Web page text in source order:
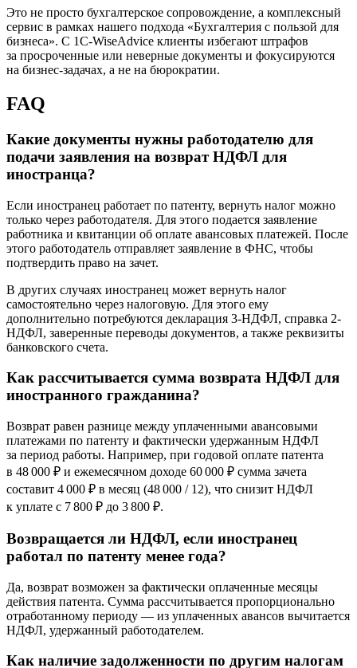
Это не просто бухгалтерское сопровождение, а комплексный
сервис в рамках нашего подхода «Бухгалтерия с пользой для
бизнеса». С 1C-WiseAdvice клиенты избегают штрафов
за просроченные или неверные документы и фокусируются
на бизнес-задачах, а не на бюрократии.
FAQ
Какие документы нужны работодателю для
подачи заявления на возврат НДФЛ для
иностранца?
Если иностранец работает по патенту, вернуть налог можно
только через работодателя. Для этого подается заявление
работника и квитанции об оплате авансовых платежей. После
этого работодатель отправляет заявление в ФНС, чтобы
подтвердить право на зачет.
В других случаях иностранец может вернуть налог
самостоятельно через налоговую. Для этого ему
дополнительно потребуются декларация 3-НДФЛ, справка 2-
НДФЛ, заверенные переводы документов, а также реквизиты
банковского счета.
Как рассчитывается сумма возврата НДФЛ для
иностранного гражданина?
Возврат равен разнице между уплаченными авансовыми
платежами по патенту и фактически удержанным НДФЛ
за период работы. Например, при годовой оплате патента
в 48 000 ₽ и ежемесячном доходе 60 000 ₽ сумма зачета
составит 4 000 ₽ в месяц (48 000 / 12), что снизит НДФЛ
к уплате с 7 800 ₽ до 3 800 ₽.
Возвращается ли НДФЛ, если иностранец
работал по патенту менее года?
Да, возврат возможен за фактически оплаченные месяцы
действия патента. Сумма рассчитывается пропорционально
отработанному периоду — из уплаченных авансов вычитается
НДФЛ, удержанный работодателем.
Как наличие задолженности по другим налогам